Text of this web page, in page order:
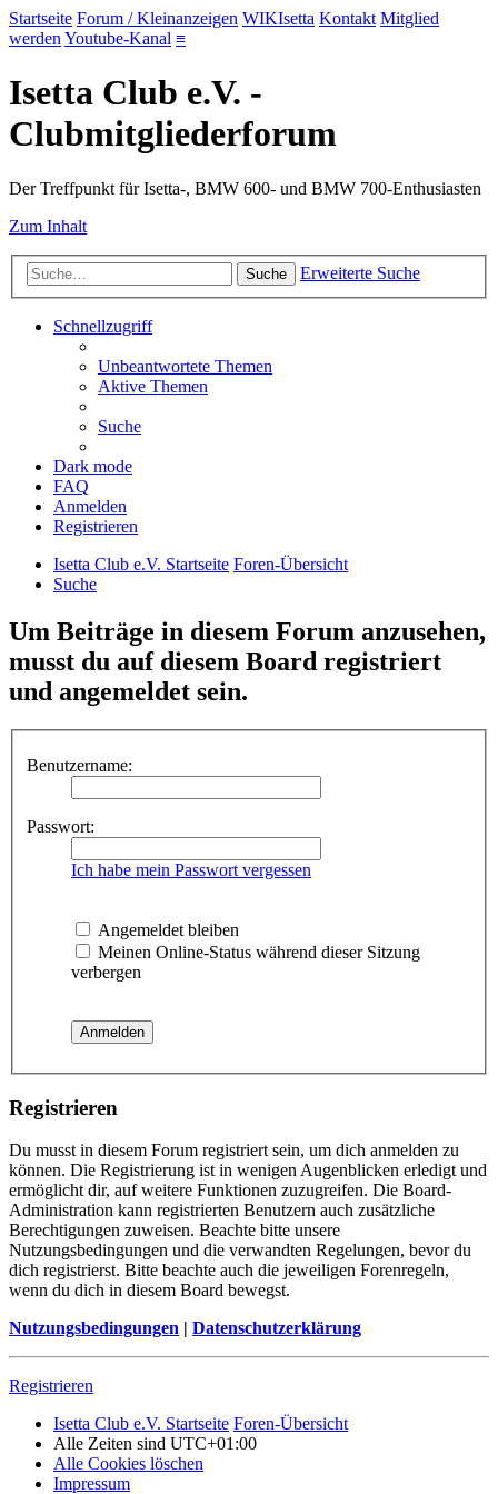
Startseite Forum / Kleinanzeigen WIKIsetta Kontakt Mitglied
werden Youtube-Kanal ≡
Isetta Club e.V. -
Clubmitgliederforum
Der Treffpunkt für Isetta-, BMW 600- und BMW 700-Enthusiasten
Zum Inhalt
Suche Erweiterte Suche
Schnellzugriff
Unbeantwortete Themen
Aktive Themen
Suche
Dark mode
FAQ
Anmelden
Registrieren
Isetta Club e.V. Startseite Foren-Übersicht
Suche
Um Beiträge in diesem Forum anzusehen,
musst du auf diesem Board registriert
und angemeldet sein.
Benutzername:
Passwort:
Ich habe mein Passwort vergessen
Angemeldet bleiben
Meinen Online-Status während dieser Sitzung
verbergen
Registrieren
Du musst in diesem Forum registriert sein, um dich anmelden zu
können. Die Registrierung ist in wenigen Augenblicken erledigt und
ermöglicht dir, auf weitere Funktionen zuzugreifen. Die Board-
Administration kann registrierten Benutzern auch zusätzliche
Berechtigungen zuweisen. Beachte bitte unsere
Nutzungsbedingungen und die verwandten Regelungen, bevor du
dich registrierst. Bitte beachte auch die jeweiligen Forenregeln,
wenn du dich in diesem Board bewegst.
Nutzungsbedingungen | Datenschutzerklärung
Registrieren
Isetta Club e.V. Startseite Foren-Übersicht
Alle Zeiten sind UTC+01:00
Alle Cookies löschen
Impressum